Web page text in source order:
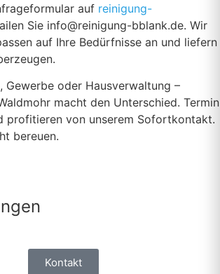
auf reinigung-
Sie info@reinigung-bblank.de. Wir
auf Ihre Bedürfnisse an und liefern
Gewerbe oder Hausverwaltung –
macht den Unterschied. Termin
profitieren von unserem Sofortkontakt.
bereuen.
Kontakt